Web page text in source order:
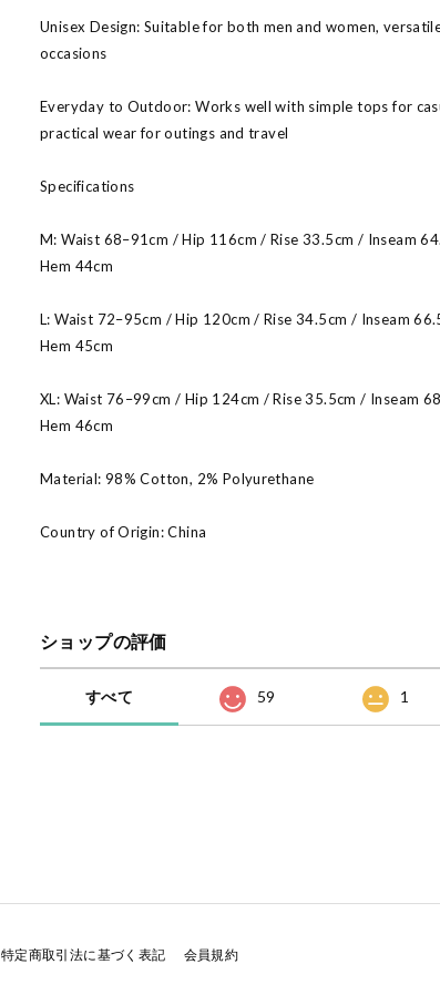
Unisex Design: Suitable for both men and women,
occasions
Everyday to Outdoor: Works well with simple tops for
practical wear for outings and travel
Specifications
M: Waist 68–91cm / Hip 116cm / Rise 33.5cm / Inseam
Hem 44cm
L: Waist 72–95cm / Hip 120cm / Rise 34.5cm / Inseam
Hem 45cm
XL: Waist 76–99cm / Hip 124cm / Rise 35.5cm / Inseam
Hem 46cm
Material: 98% Cotton, 2% Polyurethane
Country of Origin: China
ショップの評価
すべて 59 1
特定商取引法に基づく表記 会員規約